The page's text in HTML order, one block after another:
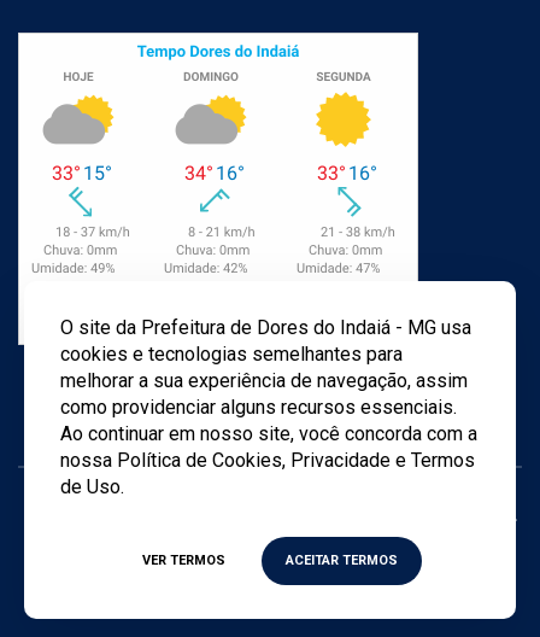
Agência
TWD
O site da Prefeitura de Dores do Indaiá - MG usa
cookies e tecnologias semelhantes para
melhorar a sua experiência de navegação, assim
como providenciar alguns recursos essenciais.
Ao continuar em nosso site, você concorda com a
nossa Política de Cookies, Privacidade e Termos
de Uso.
VER TERMOS ACEITAR TERMOS